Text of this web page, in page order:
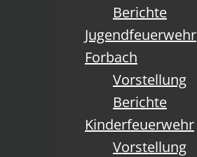
Berichte
Jugendfeuerwehr
Forbach
Vorstellung
Berichte
Kinderfeuerwehr
Vorstellung
Einsatz 44 /2025